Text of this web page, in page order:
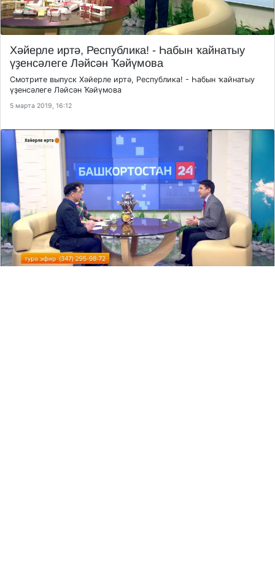
Хәйерле иртә, Республика! - Һабын ҡайнатыу
үҙенсәлеге Ләйсән Ҡәйүмова
Смотрите выпуск Хәйерле иртә, Республика! - Һабын ҡайнатыу
үҙенсәлеге Ләйсән Ҡәйүмова
5 марта 2019, 16:12